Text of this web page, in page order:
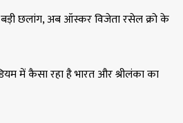
बड़ी छलांग, अब ऑस्कर विजेता रसेल क्रो के
में कैसा रहा है भारत और श्रीलंका का